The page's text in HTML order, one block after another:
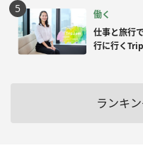
働く
仕事と旅行
行に行く
ランキ